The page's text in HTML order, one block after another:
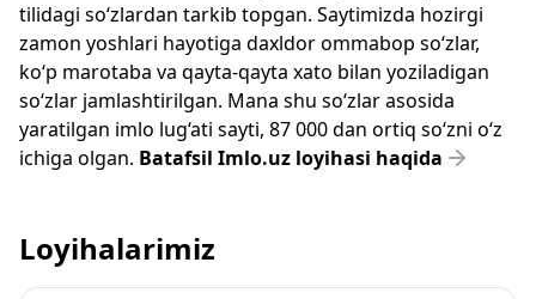
tilidagi so‘zlardan tarkib topgan. Saytimizda hozirgi
zamon yoshlari hayotiga daxldor ommabop so‘zlar,
ko‘p marotaba va qayta-qayta xato bilan yoziladigan
so‘zlar jamlashtirilgan. Mana shu so‘zlar asosida
yaratilgan imlo lug‘ati sayti, 87 000 dan ortiq so‘zni o‘z
ichiga olgan. Batafsil Imlo.uz loyihasi haqida
Loyihalarimiz